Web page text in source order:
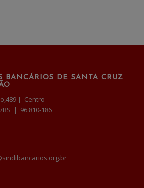
BANCÁRIOS DE SANTA CRUZ
| Centro
RS | 96.810-186